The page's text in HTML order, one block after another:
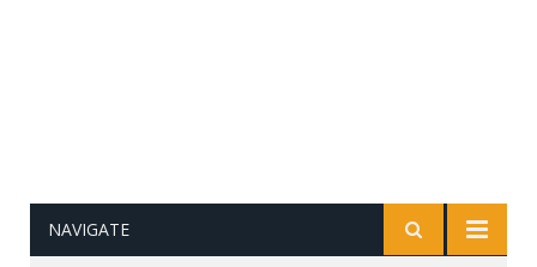
NAVIGATE